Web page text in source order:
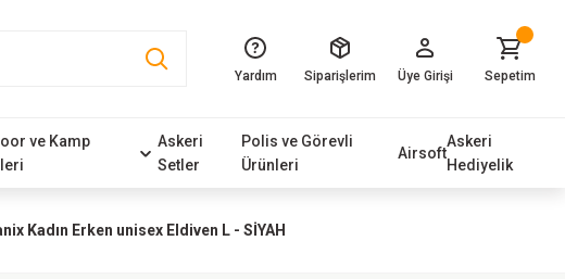
Yardım Siparişlerim Üye Girişi Sepetim
ve Kamp
Askeri
Setler
Polis ve Görevli
Ürünleri
Airsoft
Askeri
Hediyelik
Kadın Erken unisex Eldiven L - SİYAH